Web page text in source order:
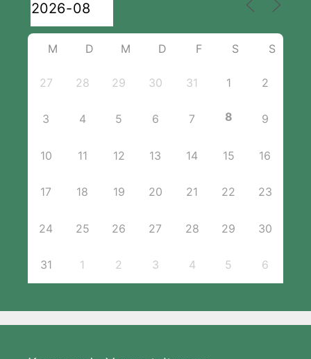
M D M D F S S
27 28 29 30 31 1 2
3 4 5 6 7 8 9
10 11 12 13 14 15 16
17 18 19 20 21 22 23
24 25 26 27 28 29 30
31 1 2 3 4 5 6